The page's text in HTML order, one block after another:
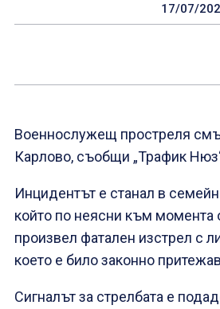
17/07/
Военнослужещ простреля
Карлово, съобщи „Трафик
Инцидентът е станал в
който по неясни към момента
произвел фатален изстрел с
което е било законно
Сигналът за стрелбата е